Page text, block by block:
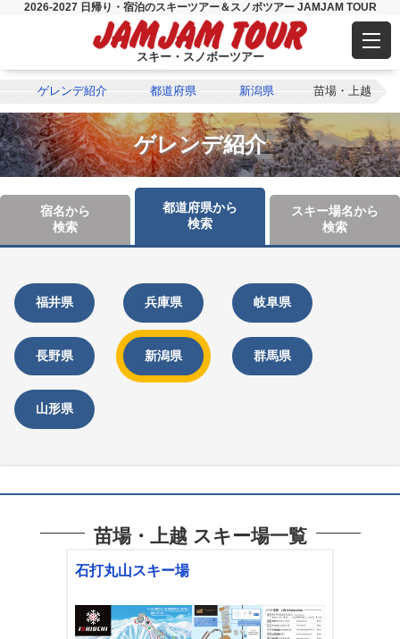
2026-2027 日帰り・宿泊のスキーツアー＆スノボツアー JAMJAM TOUR
スキー・スノボーツアー
ゲレンデ紹介 都道府県 新潟県 苗場・上越
ゲレンデ紹介
宿名から
検索
都道府県から
検索
福井県 兵庫県 岐阜県
長野県 新潟県 群馬県
山形県
スキー場名から
検索
苗場・上越 スキー場一覧
石打丸山スキー場